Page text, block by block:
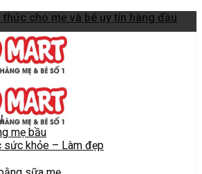
thức cho mẹ và bé uy tín hàng đầu
mẹ bầu
sức khỏe – Làm đẹp